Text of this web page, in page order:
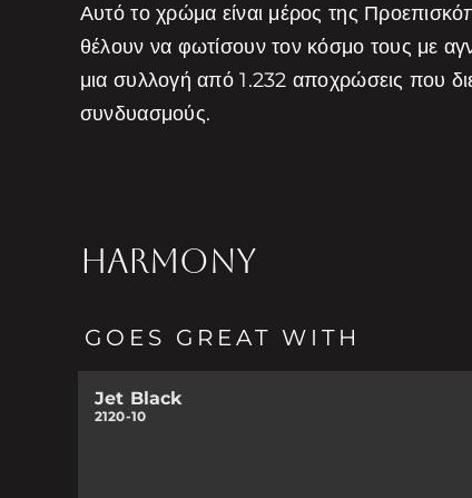
Αυτό το χρώμα είναι μέρος της
θέλουν να φωτίσουν τον κόσμο τους με
μια συλλογή από 1.232 αποχρώσεις που
συνδυασμούς.
HARMONY
GOES GREAT WITH
Jet Black
2120-10